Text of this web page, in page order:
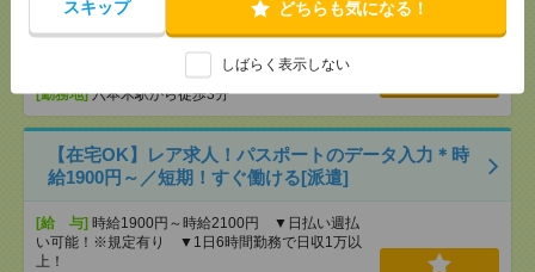
スキップ どちらも気になる！
しばらく表示しない
出社時の通勤交通費支給
[勤務地]六本木駅から徒歩3分
【在宅OK】レア求人！パスポートのデータ入力＊時
給1900円～／短期！すぐ働ける[派遣]
[給 与] 時給1900円～時給2100円 ▼日払い週払
い可能！※規定有り ▼1日6時間勤務で日収1万以
上！